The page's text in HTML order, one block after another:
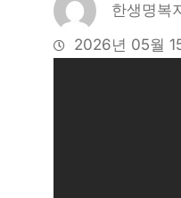
한생명복
2026년 05월